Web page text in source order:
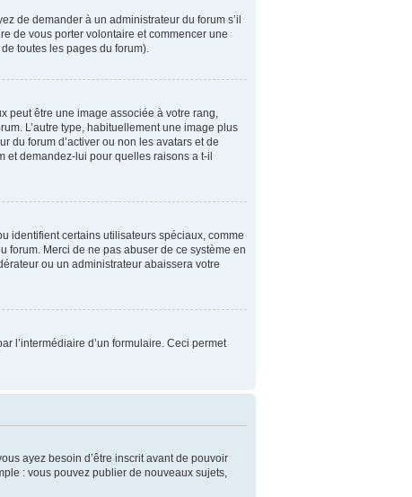
de demander à un administrateur du forum s’il
de vous porter volontaire et commencer une
toutes les pages du forum).
peut être une image associée à votre rang,
L’autre type, habituellement une image plus
du forum d’activer ou non les avatars et de
et demandez-lui pour quelles raisons a t-il
identifient certains utilisateurs spéciaux, comme
forum. Merci de ne pas abuser de ce système en
ou un administrateur abaissera votre
l’intermédiaire d’un formulaire. Ceci permet
ayez besoin d’être inscrit avant de pouvoir
: vous pouvez publier de nouveaux sujets,